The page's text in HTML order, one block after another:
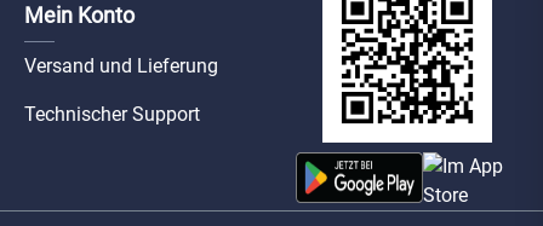
Mein Konto
Versand und Lieferung
Technischer Support